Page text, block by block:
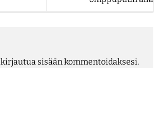
kirjautua sisäänkommentoidaksesi.